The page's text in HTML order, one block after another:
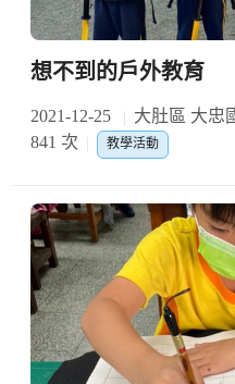
想不到的戶外教育
2021-12-25 大肚區 大忠
841 次
教學活動